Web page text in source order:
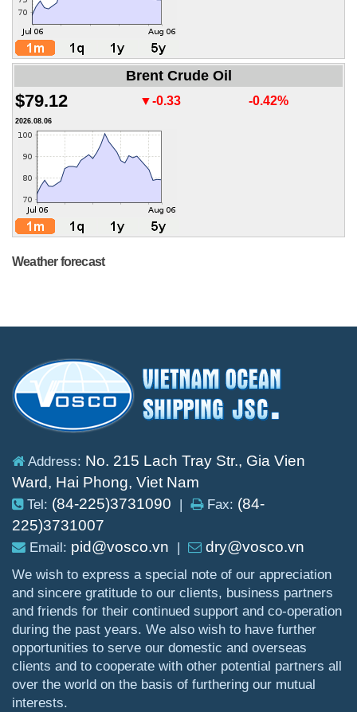
Brent Crude Oil
$79.12 ▼-0.33 -0.42%
2026.08.06
Weather forecast
Address: No. 215 Lach Tray Str., Gia Vien
Ward, Hai Phong, Viet Nam
Tel: (84-225)3731090 Fax: (84-
225)3731007
Email: pid@vosco.vn dry@vosco.vn
We wish to express a special note of our appreciation
and sincere gratitude to our clients, business partners
and friends for their continued support and co-operation
during the past years. We also wish to have further
opportunities to serve our domestic and overseas
clients and to cooperate with other potential partners all
over the world on the basis of furthering our mutual
interests.